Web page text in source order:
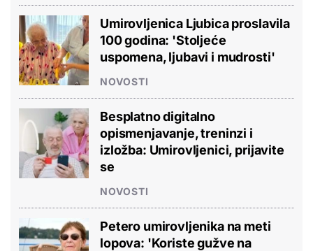
Umirovljenica Ljubica proslavila
100 godina: 'Stoljeće
uspomena, ljubavi i mudrosti'
NOVOSTI
Besplatno digitalno
opismenjavanje, treninzi i
izložba: Umirovljenici, prijavite
se
NOVOSTI
Petero umirovljenika na meti
lopova: 'Koriste gužve na